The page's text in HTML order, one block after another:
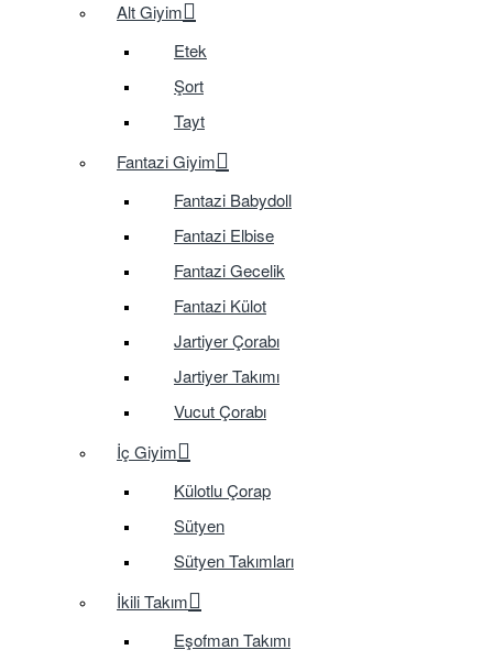
Alt Giyim
Etek
Şort
Tayt
Fantazi Giyim
Fantazi Babydoll
Fantazi Elbise
Fantazi Gecelik
Fantazi Külot
Jartiyer Çorabı
Jartiyer Takımı
Vucut Çorabı
İç Giyim
Külotlu Çorap
Sütyen
Sütyen Takımları
İkili Takım
Eşofman Takımı